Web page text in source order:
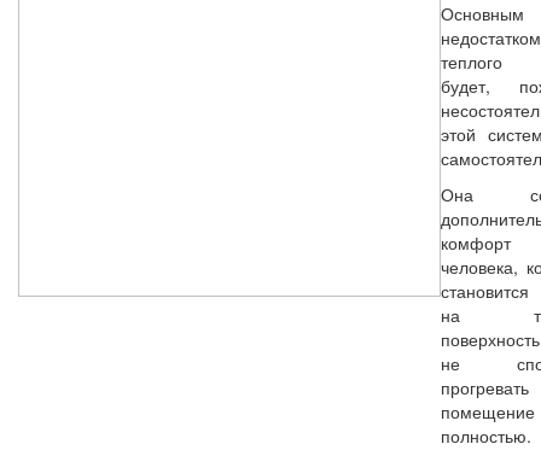
Основным
недостатком
теплого
будет,
этой
Она
человека,
на
не
прогревать
помещение
полностью.